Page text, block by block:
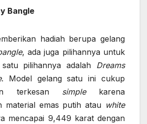
Bangle
hadiah berupa gelang
, ada juga pilihannya untuk
pilihannya adalah Dreams
. Model gelang satu ini cukup
terkesan simple karena
material emas putih atau white
mencapai 9,449 karat dengan